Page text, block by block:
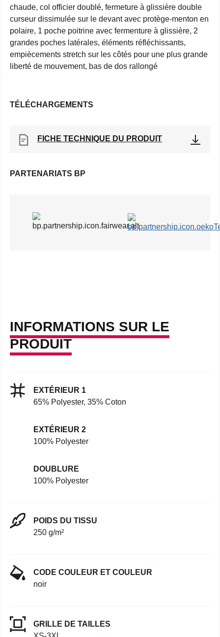
chaude, col officier doublé, fermeture à glissière double
curseur dissimulée sur le devant avec protège-menton en
polaire, 1 poche poitrine avec fermenture à glissière, 2
grandes poches latérales, éléments réfléchissants,
empiècements stretch sur les côtés pour une plus grande
liberté de mouvement, bas de dos rallongé
TÉLÉCHARGEMENTS
FICHE TECHNIQUE DU PRODUIT
PARTENARIATS BP
INFORMATIONS SUR LE
PRODUIT
EXTÉRIEUR 1
65% Polyester, 35% Coton
EXTÉRIEUR 2
100% Polyester
DOUBLURE
100% Polyester
POIDS DU TISSU
250 g/m²
CODE COULEUR ET COULEUR
noir
GRILLE DE TAILLES